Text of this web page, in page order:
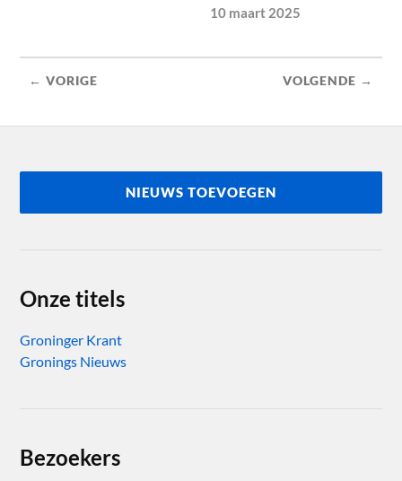
10 maart 2025
← VORIGE VOLGENDE →
NIEUWS TOEVOEGEN
Onze titels
Groninger Krant
Gronings Nieuws
Bezoekers